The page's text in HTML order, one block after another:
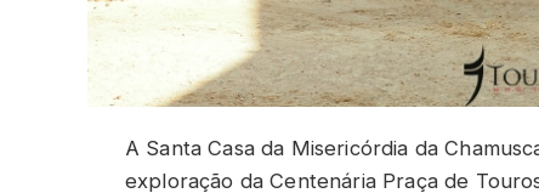
A Santa Casa da Misericórdia da
exploração da Centenária Praça de